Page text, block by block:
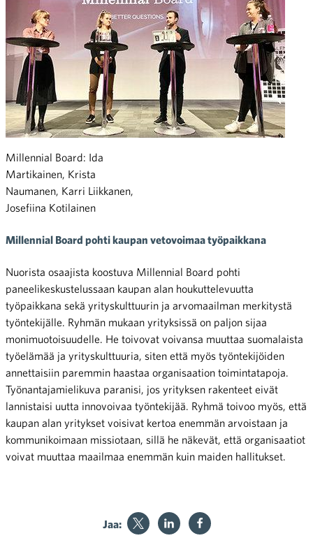
Millennial Board: Ida
Martikainen, Krista
Naumanen, Karri Liikkanen,
Josefiina Kotilainen
Millennial Board pohti kaupan vetovoimaa työpaikkana
Nuorista osaajista koostuva Millennial Board pohti
paneelikeskustelussaan kaupan alan houkuttelevuutta
työpaikkana sekä yrityskulttuurin ja arvomaailman merkitystä
työntekijälle. Ryhmän mukaan yrityksissä on paljon sijaa
monimuotoisuudelle. He toivovat voivansa muuttaa suomalaista
työelämää ja yrityskulttuuria, siten että myös työntekijöiden
annettaisiin paremmin haastaa organisaation toimintatapoja.
Työnantajamielikuva paranisi, jos yrityksen rakenteet eivät
lannistaisi uutta innovoivaa työntekijää. Ryhmä toivoo myös, että
kaupan alan yritykset voisivat kertoa enemmän arvoistaan ja
kommunikoimaan missiotaan, sillä he näkevät, että organisaatiot
voivat muuttaa maailmaa enemmän kuin maiden hallitukset.
Jaa: